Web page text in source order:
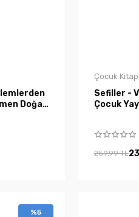
Doğan
Çocuk
Sefiller -
Çocuk
259,99 TL
%5